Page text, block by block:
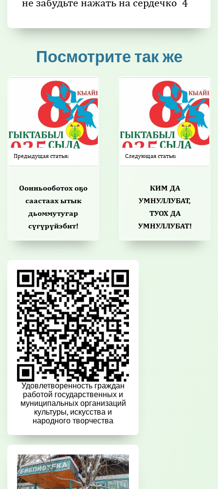
4
Посмотрите так же
Предыдущая статья:
Оонньооботох оҕо
саастаах ытык
дьоммутугар
сүгүрүйэбит!
Следующая статья:
КИМ ДА
УМНУЛЛУБАТ,
ТУОХ ДА
УМНУЛЛУБАТ!
Удовлетворенность граждан
работой государственных и
муниципальных организаций
культуры, искусства и
народного творчества